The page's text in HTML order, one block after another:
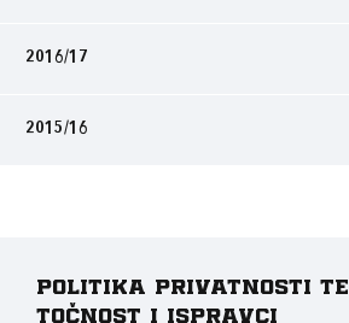
2016/17
2015/16
Politika privatnosti te
točnost i ispravci